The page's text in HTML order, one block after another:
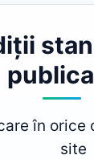
în orice
site